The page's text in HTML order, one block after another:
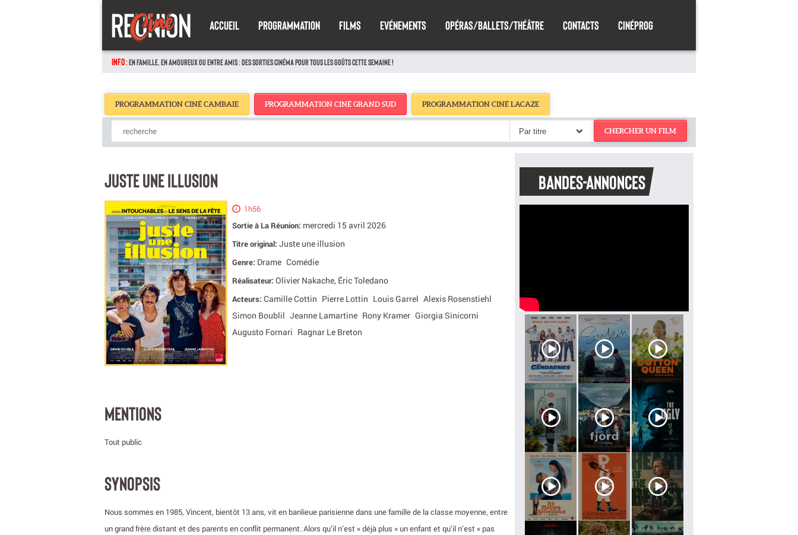
ACCUEIL PROGRAMMATION FILMS EVÉNEMENTS OPÉRAS/BALLETS/THÉÂTRE CONTACTS CINÉPROG
INFO :EN FAMILLE, EN AMOUREUX OU ENTRE AMIS : DES SORTIES CINÉMA POUR TOUS LES GOÛTS CETTE SEMAINE !
PROGRAMMATION CINÉ CAMBAIE PROGRAMMATION CINÉ GRAND SUD PROGRAMMATION CINÉ LACAZE
Par titre CHERCHER UN FILM
JUSTE UNE ILLUSION
1h56
Sortie à La Réunion: mercredi 15 avril 2026
Titre original: Juste une illusion
Genre: Drame Comédie
Réalisateur: Olivier Nakache, Éric Toledano
Acteurs: Camille Cottin Pierre Lottin Louis Garrel Alexis Rosenstiehl
Simon Boublil Jeanne Lamartine Rony Kramer Giorgia Sinicorni
Augusto Fornari Ragnar Le Breton
MENTIONS
Tout public
SYNOPSIS
Nous sommes en 1985, Vincent, bientôt 13 ans, vit en banlieue parisienne dans une famille de la classe moyenne, entre
un grand frère distant et des parents en conflit permanent. Alors qu’il n’est « déjà plus » un enfant et qu’il n’est « pas
BANDES-ANNONCES